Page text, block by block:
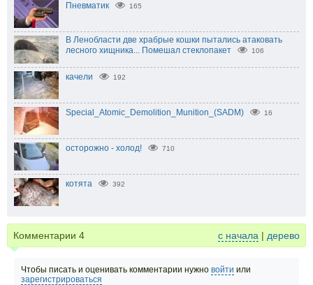
Пневматик 165
В Ленобласти две храбрые кошки пытались атаковать
лесного хищника... Помешал стеклопакет⁠
106
качели 192
Special_Atomic_Demolition_Munition_(SADM) 16
осторожно - холод! 710
котята 392
Комментарии 4 с начала | дерево
Чтобы писать и оценивать комментарии нужно войти или
зарегистрироваться